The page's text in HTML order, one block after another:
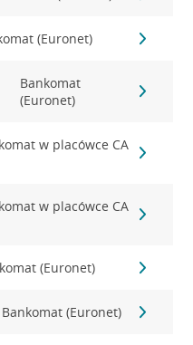
(Euronet)
Bankomat
(Euronet)
w placówce CA
w placówce CA
(Euronet)
Bankomat (Euronet)